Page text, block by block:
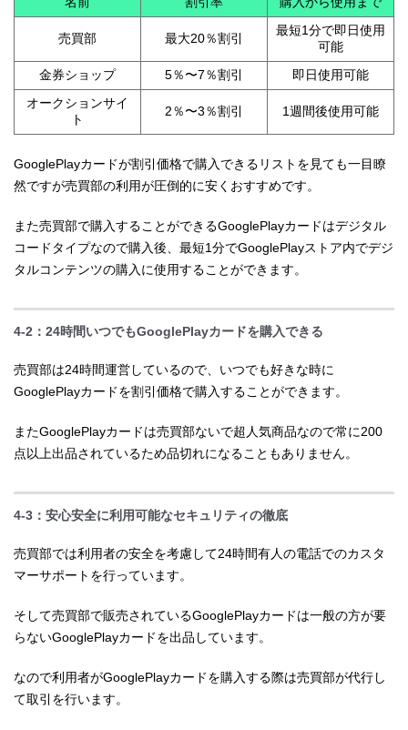
売買部 最大20％割引
最短1分で即日使用
可能
金券ショップ
5％〜7％割引
即日使用可能
オークションサイ
ト
2％〜3％割引 1週間後使用可能
GooglePlayカードが割引価格で購入できるリストを見ても一目瞭
然ですが売買部の利用が圧倒的に安くおすすめです。
また売買部で購入することができるGooglePlayカードはデジタル
コードタイプなので購入後、最短1分でGooglePlayストア内でデジ
タルコンテンツの購入に使用することができます。
4-2：24時間いつでもGooglePlayカードを購入できる
売買部は24時間運営しているので、いつでも好きな時に
GooglePlayカードを割引価格で購入することができます。
またGooglePlayカードは売買部ないで超人気商品なので常に200
点以上出品されているため品切れになることもありません。
4-3：安心安全に利用可能なセキュリティの徹底
売買部では利用者の安全を考慮して24時間有人の電話でのカスタ
マーサポートを行っています。
そして売買部で販売されているGooglePlayカードは一般の方が要
らないGooglePlayカードを出品しています。
なので利用者がGooglePlayカードを購入する際は売買部が代行し
て取引を行います。